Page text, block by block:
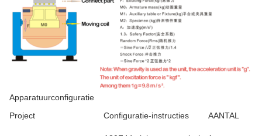
Apparatuurconfiguratie
Project
Configuratie-instructies AANTAL